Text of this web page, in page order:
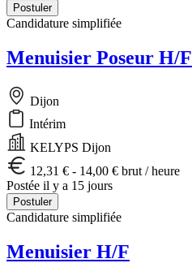
Postuler
Candidature simplifiée
Menuisier Poseur H/F
Dijon
Intérim
KELYPS Dijon
12,31 € - 14,00 € brut / heure
Postée il y a 15 jours
Postuler
Candidature simplifiée
Menuisier H/F